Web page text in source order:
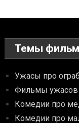
Темы
Ужасы про
Фильмы ужасов
Комедии про
Комедии про